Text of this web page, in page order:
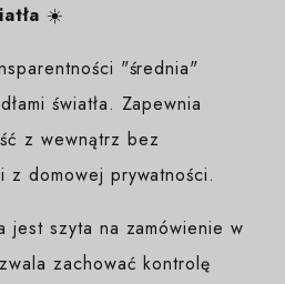
☀️
"średnia"
światła. Zapewnia
z wewnątrz bez
z domowej prywatności.
jest szyta na zamówienie w
zachować kontrolę